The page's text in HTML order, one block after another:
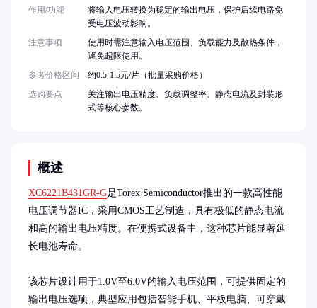
概述
XC6221B431GR-G是Torex Semiconductor推出的一款高性能
电压调节器IC，采用CMOS工艺制造，具有极低的静态电流
和高的输出电压精度。在便携式设备中，这种芯片能显著延
长电池寿命。
该芯片设计用于1.0V至6.0V的输入电压范围，可提供固定的
输出电压选项，典型应用包括智能手机、平板电脑、可穿戴
作用/功能
将输入电压转换为稳定的输出电压，保护后续电路免
受电压波动影响。
注意事项
使用时需注意输入电压范围、负载能力及散热条件，
避免超限使用。
参考价格区间
约0.5-1.5元/片（批量采购价格）
选购要点
关注输出电压精度、负载调整率、静态电流及封装形
式等核心参数。